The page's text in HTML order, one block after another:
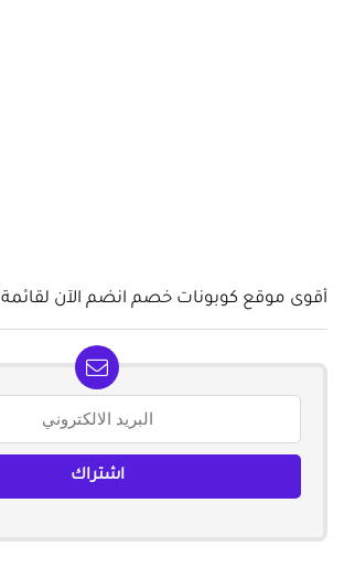
أقوى موقع كوبونات خصم انضم الآن لقائمة 1000 كود خصم